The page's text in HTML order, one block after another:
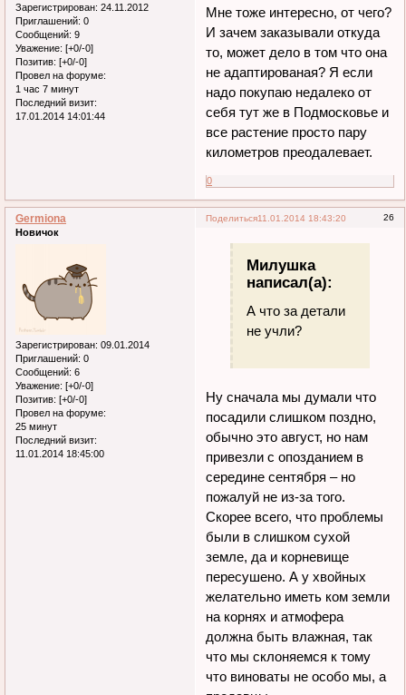
Зарегистрирован: 24.11.2012
Приглашений: 0
Сообщений: 9
Уважение: [+0/-0]
Позитив: [+0/-0]
Провел на форуме:
1 час 7 минут
Последний визит:
17.01.2014 14:01:44
Мне тоже интересно, от чего?
И зачем заказывали откуда
то, может дело в том что она
не адаптированая? Я если
надо покупаю недалеко от
себя тут же в Подмосковье и
все растение просто пару
километров преодалевает.
0
Поделиться 26
11.01.2014 18:43:20
Germiona
Новичок
Зарегистрирован: 09.01.2014
Приглашений: 0
Сообщений: 6
Уважение: [+0/-0]
Позитив: [+0/-0]
Провел на форуме:
25 минут
Последний визит:
11.01.2014 18:45:00
Милушка
написал(а):
А что за детали
не учли?
Ну сначала мы думали что
посадили слишком поздно,
обычно это август, но нам
привезли с опозданием в
середине сентября – но
пожалуй не из-за того.
Скорее всего, что проблемы
были в слишком сухой
земле, да и корневище
пересушено. А у хвойных
желательно иметь ком земли
на корнях и атмофера
должна быть влажная, так
что мы склоняемся к тому
что виноваты не особо мы, а